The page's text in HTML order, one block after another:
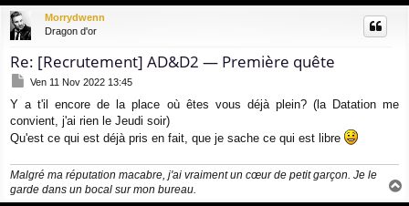
u
Morrydwenn
Dragon d'or
Re: [Recrutement] AD&D2 — Première quête
M
s
s
a
Ven 11 Nov 2022 13:45
Y a t'il encore de la place où êtes vous déjà plein? (la Datation me
convient, j'ai rien le Jeudi soir)
Qu'est ce qui est déjà pris en fait, que je sache ce qui est libre
Malgré ma réputation macabre, j'ai vraiment un cœur de petit garçon. Je le
garde dans un bocal sur mon bureau.